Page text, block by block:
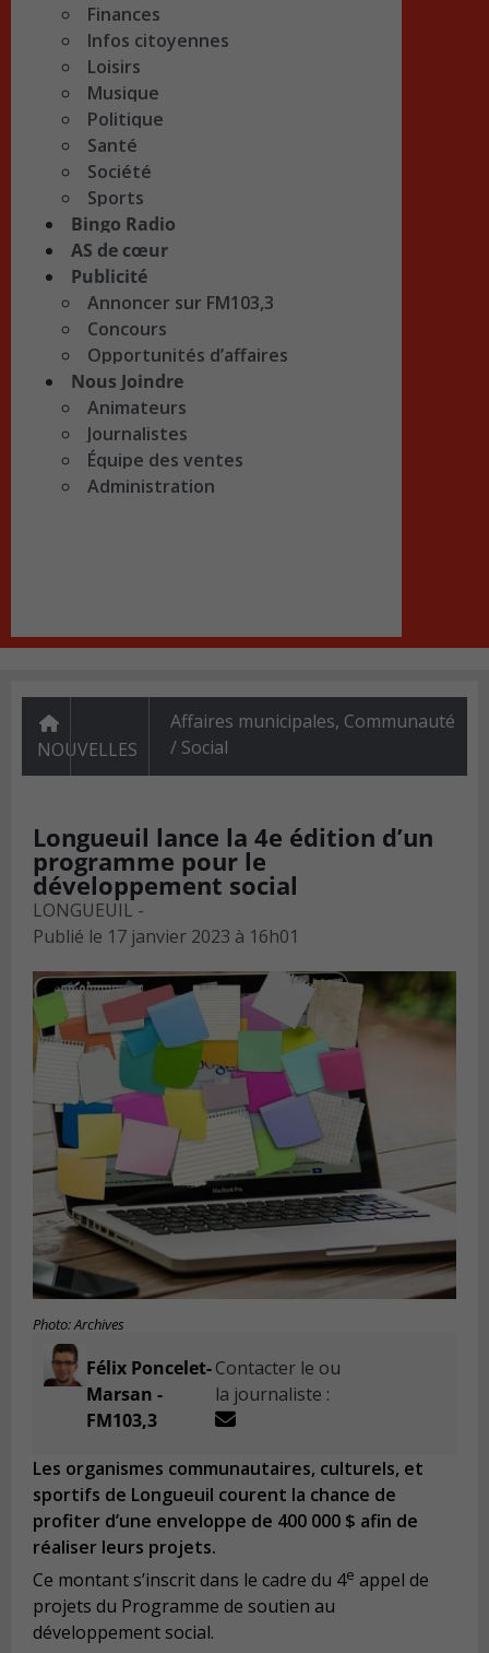
Finances
Infos citoyennes
Loisirs
Musique
Politique
Santé
Société
Sports
Bingo Radio
AS de cœur
Publicité
Annoncer sur FM103,3
Concours
Opportunités d’affaires
Nous Joindre
Animateurs
Journalistes
Équipe des ventes
Administration
NOUVELLES
Affaires municipales, Communauté
/ Social
Longueuil lance la 4e édition d’un
programme pour le
développement social
LONGUEUIL -
Publié le 17 janvier 2023 à 16h01
Photo: Archives
Félix Poncelet-
Marsan -
FM103,3
Contacter le ou
la journaliste :
Les organismes communautaires, culturels, et
sportifs de Longueuil courent la chance de
profiter d’une enveloppe de 400 000 $ afin de
réaliser leurs projets.
Ce montant s’inscrit dans le cadre du 4e appel de
projets du Programme de soutien au
développement social.